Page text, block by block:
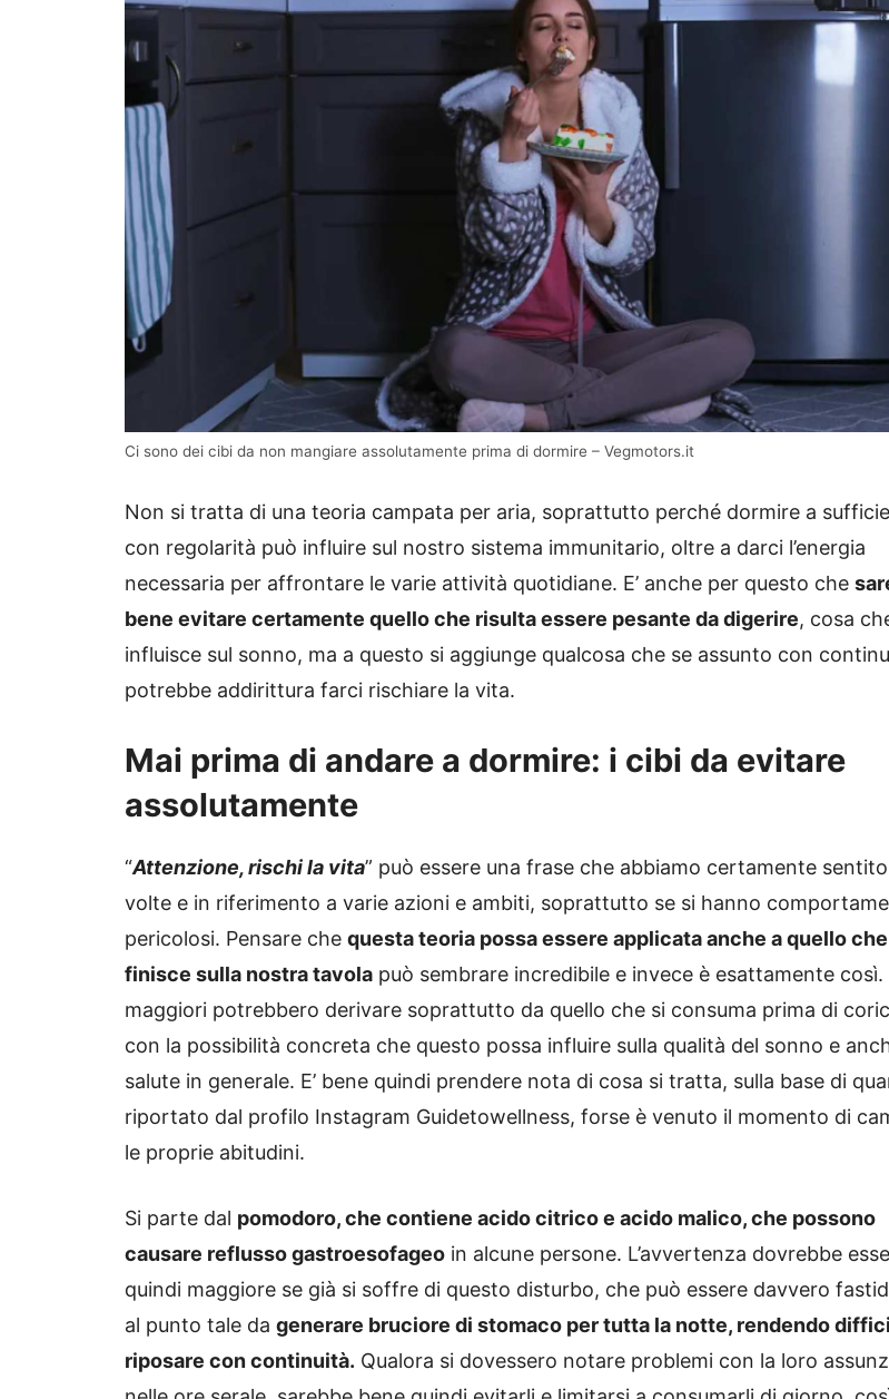
Ci sono dei cibi da non mangiare assolutamente prima di dormire – Vegmotors.it
Non si tratta di una teoria campata per aria, soprattutto perché dormire a
con regolarità può influire sul nostro sistema immunitario, oltre a darci l’energia
necessaria per affrontare le varie attività quotidiane. E’ anche per questo che
bene evitare certamente quello che risulta essere pesante da digerire, cosa
influisce sul sonno, ma a questo si aggiunge qualcosa che se assunto con
potrebbe addirittura farci rischiare la vita.
Mai prima di andare a dormire: i cibi da evitare
assolutamente
“Attenzione, rischi la vita” può essere una frase che abbiamo certamente
volte e in riferimento a varie azioni e ambiti, soprattutto se si hanno
pericolosi. Pensare che questa teoria possa essere applicata anche a quello che
finisce sulla nostra tavola può sembrare incredibile e invece è esattamente così.
maggiori potrebbero derivare soprattutto da quello che si consuma prima di
con la possibilità concreta che questo possa influire sulla qualità del sonno e
salute in generale. E’ bene quindi prendere nota di cosa si tratta, sulla base di
riportato dal profilo Instagram Guidetowellness, forse è venuto il momento di
le proprie abitudini.
Si parte dal pomodoro, che contiene acido citrico e acido malico, che possono
causare reflusso gastroesofageo in alcune persone. L’avvertenza dovrebbe
quindi maggiore se già si soffre di questo disturbo, che può essere davvero
al punto tale da generare bruciore di stomaco per tutta la notte, rendendo
riposare con continuità. Qualora si dovessero notare problemi con la loro